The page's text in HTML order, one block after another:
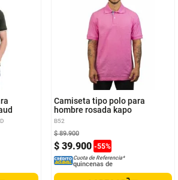
L XL
Camiseta tipo polo para
hombre rosada kapo
B52
$ 39.900 -55%
$ 89.900
Cuota de Referencia*
quincenas de